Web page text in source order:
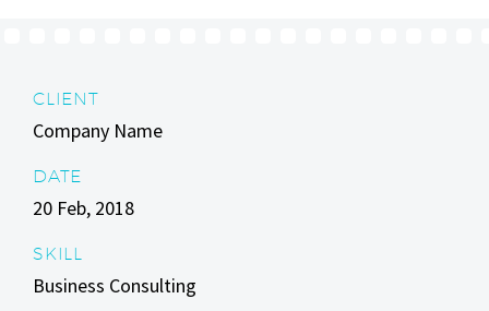
CLIENT
Company Name
DATE
20 Feb, 2018
SKILL
Business Consulting